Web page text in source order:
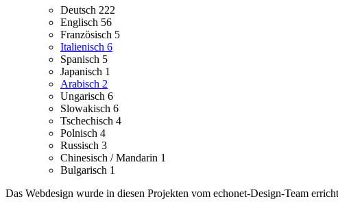
Deutsch 222
Englisch 56
Französisch 5
Italienisch 6
Spanisch 5
Japanisch 1
Arabisch 2
Ungarisch 6
Slowakisch 6
Tschechisch 4
Polnisch 4
Russisch 3
Chinesisch / Mandarin 1
Bulgarisch 1
Das Webdesign wurde in diesen Projekten vom echonet-Design-Team